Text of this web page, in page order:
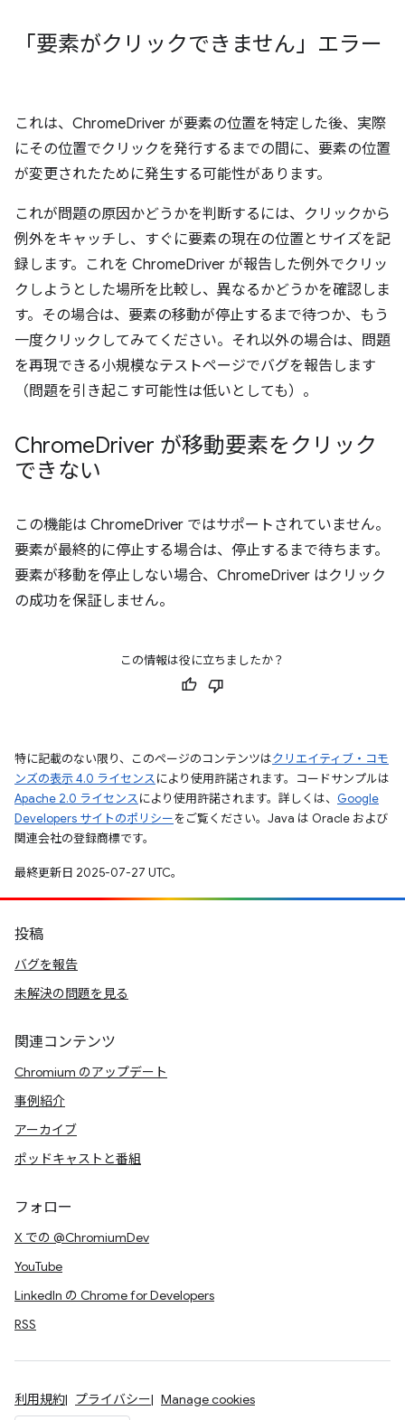
「要素がクリックできません」エラー
これは、ChromeDriver が要素の位置を特定した後、実際
にその位置でクリックを発行するまでの間に、要素の位置
が変更されたために発生する可能性があります。
これが問題の原因かどうかを判断するには、クリックから
例外をキャッチし、すぐに要素の現在の位置とサイズを記
録します。これを ChromeDriver が報告した例外でクリッ
クしようとした場所を比較し、異なるかどうかを確認しま
す。その場合は、要素の移動が停止するまで待つか、もう
一度クリックしてみてください。それ以外の場合は、問題
を再現できる小規模なテストページでバグを報告します
（問題を引き起こす可能性は低いとしても）。
ChromeDriver が移動要素をクリック
できない
この機能は ChromeDriver ではサポートされていません。
要素が最終的に停止する場合は、停止するまで待ちます。
要素が移動を停止しない場合、ChromeDriver はクリック
の成功を保証しません。
この情報は役に立ちましたか？
特に記載のない限り、このページのコンテンツはクリエイティブ・コモ
ンズの表示 4.0 ライセンスにより使用許諾されます。コードサンプルは
Apache 2.0 ライセンスにより使用許諾されます。詳しくは、 Google
Developers サイトのポリシーをご覧ください。Java は Oracle および
関連会社の登録商標です。
最終更新日 2025-07-27 UTC。
投稿
バグを報告
未解決の問題を見る
関連コンテンツ
Chromium のアップデート
事例紹介
アーカイブ
ポッドキャストと番組
フォロー
X での @ChromiumDev
YouTube
LinkedIn の Chrome for Developers
RSS
利用規約 プライバシー Manage cookies